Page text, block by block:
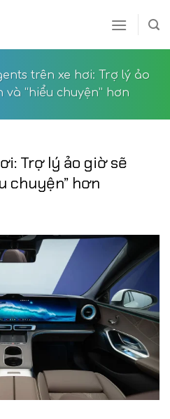
trên xe hơi: Trợ lý ảo
“hiểu chuyện” hơn
Trợ lý ảo giờ sẽ
chuyện” hơn